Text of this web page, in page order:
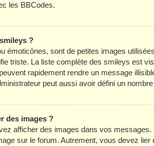
les BBCodes.
?
émoticônes, sont de petites images
triste. La liste complète des smileys est
rapidement rendre un message
peut aussi avoir défini un
des images ?
afficher des images dans vos
sur le forum. Autrement, vous devez